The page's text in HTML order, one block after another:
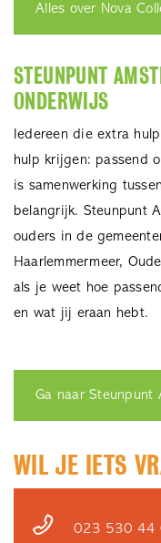
Alles over Nova
STEUNPUNT
ONDERWIJS
Iedereen die extra
hulp krijgen: passend
is samenwerking
belangrijk. Steunpunt
ouders in de
Haarlemmermeer,
als je weet hoe
en wat jij eraan hebt.
Ga naar Steunpunt
WIL JE IETS
023 530 44